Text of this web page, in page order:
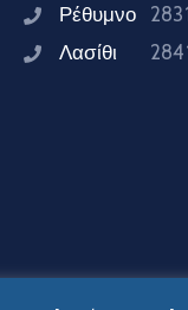
Ρέθυμνο
Λασίθι